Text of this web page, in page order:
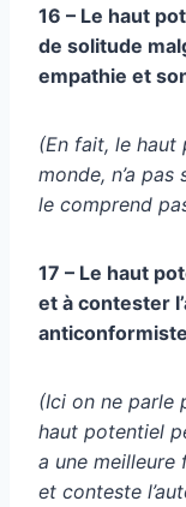
16 – Le haut
de solitude
empathie et
(En fait, le haut
monde, n’a
le comprend
17 – Le haut
et à contester
(Ici on ne parle
haut potentiel
a une meilleure
et conteste